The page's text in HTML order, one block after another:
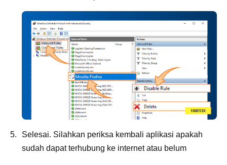
Selesai. Silahkan periksa kembali aplikasi apakah
sudah dapat terhubung ke internet atau belum